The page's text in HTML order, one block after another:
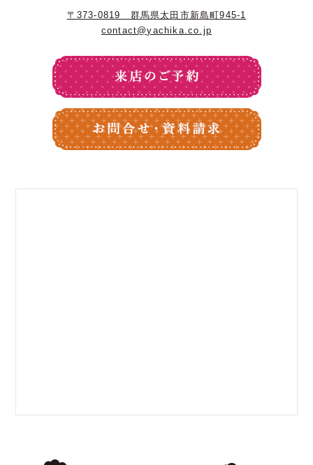
〒373-0819 群馬県太田市新島町945-1
contact@yachika.co.jp